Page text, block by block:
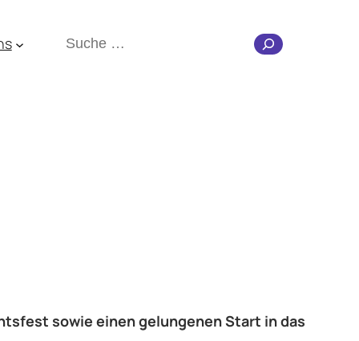
Suchen
sowie einen gelungenen Start in das